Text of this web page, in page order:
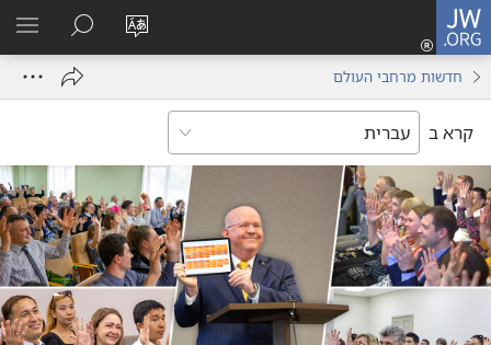
JW.ORG
שנה
כניסה
(פותח
חיפוש
חדשות מרחבי העולם
קרא ב